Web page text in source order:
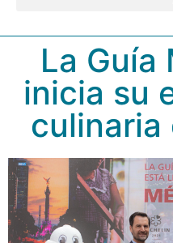
La Guía
inicia su
culinaria